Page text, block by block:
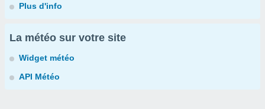
Plus d'info
La météo sur votre site
Widget météo
API Météo